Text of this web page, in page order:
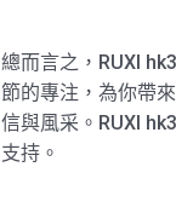
總而言之，RUXI
節的專注，為你帶
信與風采。RUXI
支持。